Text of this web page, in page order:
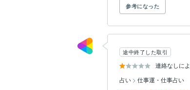
参考になった
途中終了した取引
連絡なしに
占い > 仕事運・仕事占い